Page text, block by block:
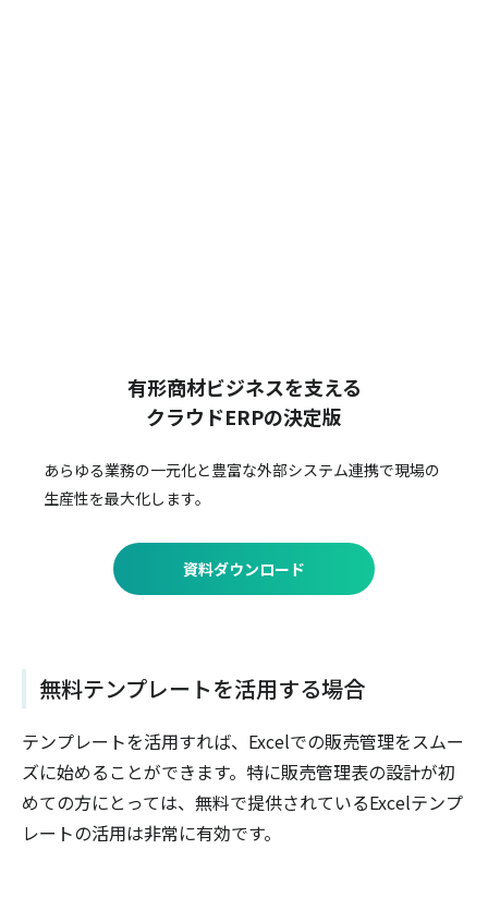
有形商材ビジネスを支える
クラウドERPの決定版
あらゆる業務の一元化と豊富な外部システム連携で現場の
生産性を最大化します。
資料ダウンロード
無料テンプレートを活用する場合
テンプレートを活用すれば、Excelでの販売管理をスムー
ズに始めることができます。特に販売管理表の設計が初
めての方にとっては、無料で提供されているExcelテンプ
レートの活用は非常に有効です。